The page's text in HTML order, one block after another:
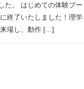
た。 はじめての体験ブー
終了いたしました！理学
場し、動作 […]